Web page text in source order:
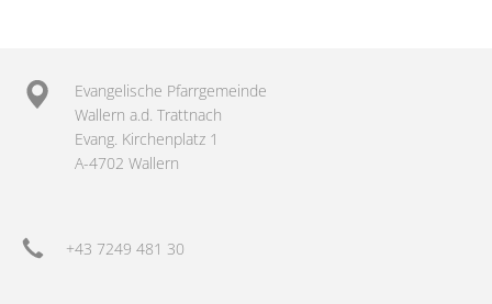
Evangelische Pfarrgemeinde
Wallern a.d. Trattnach
Evang. Kirchenplatz 1
A-4702 Wallern
+43 7249 481 30